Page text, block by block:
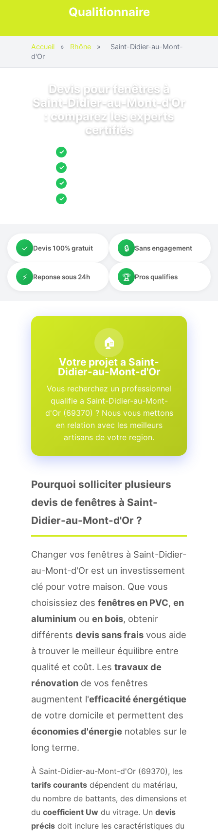
Qualitionnaire
Accueil » Rhône »
Saint-Didier-au-Mont-
d'Or
Devis pour fenêtres à
Saint-Didier-au-Mont-d'Or
: comparez les experts
certifiés
✓
✓
✓
✓
✓ Devis 100% gratuit 🔒 Sans engagement
⚡ Reponse sous 24h 🏆 Pros qualifies
🏠
Votre projet a Saint-
Didier-au-Mont-d'Or
Vous recherchez un professionnel
qualifie a Saint-Didier-au-Mont-
d'Or (69370) ? Nous vous mettons
en relation avec les meilleurs
artisans de votre region.
Pourquoi solliciter plusieurs
devis de fenêtres à Saint-
Didier-au-Mont-d'Or ?
Changer vos fenêtres à Saint-Didier-
au-Mont-d'Or est un investissement
clé pour votre maison. Que vous
choisissiez des fenêtres en PVC, en
aluminium ou en bois, obtenir
différents devis sans frais vous aide
à trouver le meilleur équilibre entre
qualité et coût. Les travaux de
rénovation de vos fenêtres
augmentent l'efficacité énergétique
de votre domicile et permettent des
économies d'énergie notables sur le
long terme.
À Saint-Didier-au-Mont-d'Or (69370), les
tarifs courants dépendent du matériau,
du nombre de battants, des dimensions et
du coefficient Uw du vitrage. Un devis
précis doit inclure les caractéristiques du